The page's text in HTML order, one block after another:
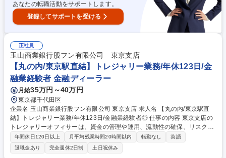
あなたの転職活動をサポートします。
登録してサポートを受ける
正社員
玉山商業銀行股フン有限公司 東京支店
【丸の内/東京駅直結】トレジャリー業務/年休123日/金
融業経験者 金融ディーラー
月給35万円～40万円
東京都千代田区
企業名 玉山商業銀行股フン有限公司 東京支店 求人名 【丸の内/東京駅直
結】トレジャリー業務/年休123日/金融業経験者◎ 仕事の内容 東京支店の
トレジャリーオフィサーは、資金の管理や運用、流動性の確保、リスクの
コントロールを行い、在日支店全体の財務目標を達成する役割を担いま
す。金融業界出身者県外！積極的にご応募ください。 ■ALM運営支援:在日
支店のバランスシートの最適化■流動性管理:日々のキャッシュフロー･資
年間休日120日以上 月平均残業時間20時間以内 転勤なし
英語
退職金あり
完全週休2日制 土日祝休み